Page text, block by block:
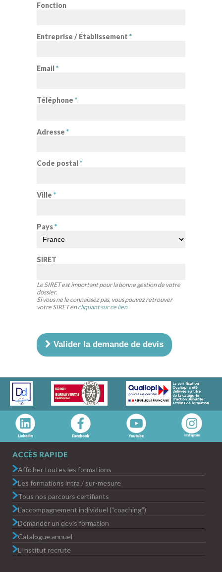
Fonction
Entreprise / Établissement *
Email*
Téléphone *
Adresse *
Code postal *
Ville *
Pays*
SIRET
Le SIRET est important pour la bonne gestion de votre
dossier.
Si vous ne le connaissez pas, vous pouvez retrouver
votre SIRET encliquant sur ce lien
Valider la demande de devis
ACCÈS RAPIDE
Afficher toutes les formations
Les formations intra / sur-mesure
Tous nos parcours certifiants
L’accompagnement individuel (“coaching”)
Demander un devis formation
Catalogue annuel
L’Institut recrute